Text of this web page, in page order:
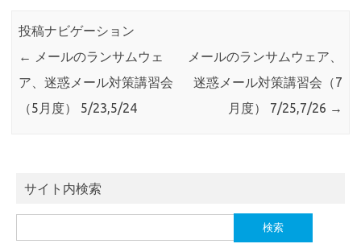
投稿ナビゲーション
←
メールのランサムウェ
ア、迷惑メール対策講習会
（5月度） 5/23,5/24
メールのランサムウェア、
迷惑メール対策講習会（7
月度） 7/25,7/26 →
サイト内検索
索: